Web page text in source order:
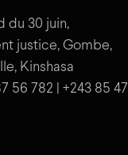
du 30 juin,
justice, Gombe,
Kinshasa
56 782 | +243 85 47